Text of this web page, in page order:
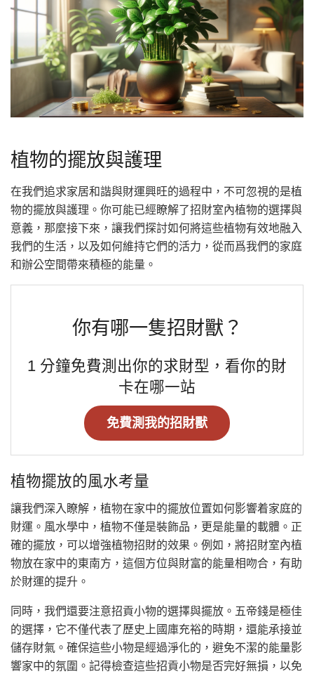
植物的擺放與護理
在我們追求家居和諧與財運興旺的過程中，不可忽視的是植
物的擺放與護理。你可能已經瞭解了招財室內植物的選擇與
意義，那麼接下來，讓我們探討如何將這些植物有效地融入
我們的生活，以及如何維持它們的活力，從而爲我們的家庭
和辦公空間帶來積極的能量。
你有哪一隻招財獸？
1 分鐘免費測出你的求財型，看你的財
卡在哪一站
免費測我的招財獸
植物擺放的風水考量
讓我們深入瞭解，植物在家中的擺放位置如何影響着家庭的
財運。風水學中，植物不僅是裝飾品，更是能量的載體。正
確的擺放，可以增強植物招財的效果。例如，將招財室內植
物放在家中的東南方，這個方位與財富的能量相吻合，有助
於財運的提升。
同時，我們還要注意招貢小物的選擇與擺放。五帝錢是極佳
的選擇，它不僅代表了歷史上國庫充裕的時期，還能承接並
儲存財氣。確保這些小物是經過淨化的，避免不潔的能量影
響家中的氛圍。記得檢查這些招貢小物是否完好無損，以免